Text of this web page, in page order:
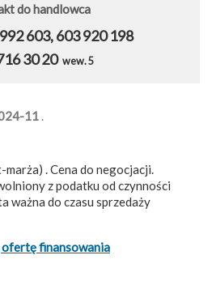
do handlowca
603, 603 920 198
30 20 wew. 5
11
. Cena do negocjacji.
z podatku od czynności
ważna do czasu sprzedaży
ofertę finansowania